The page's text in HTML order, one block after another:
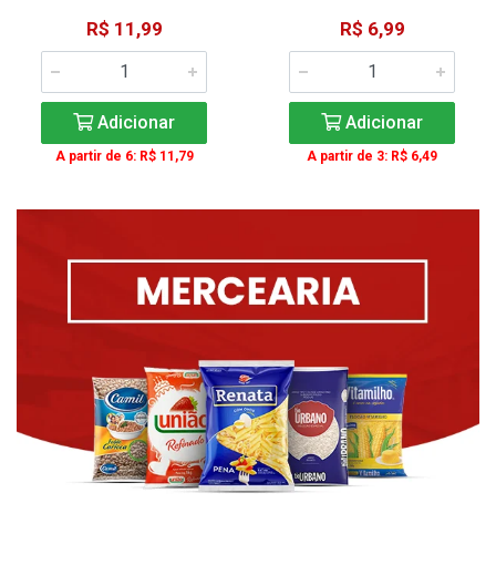
R$ 11,99
Adicionar
A partir de 6: R$ 11,79
R$ 6,99
Adicionar
A partir de 3: R$ 6,49